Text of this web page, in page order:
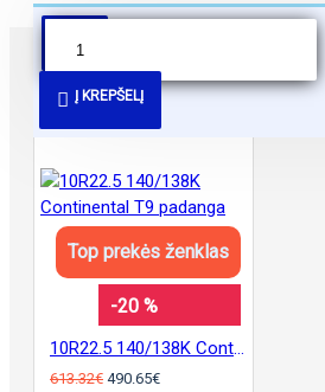
Į KREPŠELĮ
PANAŠŪS PASIŪLYMAI
Top prekės ženklas
-20 %
10R22.5 140/138K Continental T9 padanga
613.32€ 490.65€